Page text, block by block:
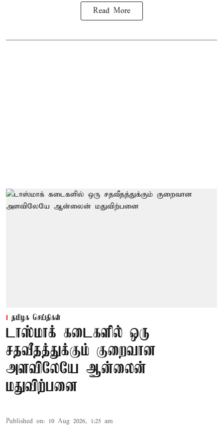
Read More
தமிழக செய்திகள்
டாஸ்மாக் கடைகளில் ஒரு
சதவீதத்துக்கும் குறைவான
அளவிலேயே ஆன்லைன்
மதுவிற்பனை
Published on: 10 Aug 2026, 1:25 am